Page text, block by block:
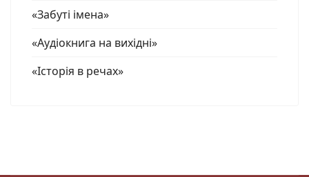
«Забуті імена»
«Аудіокнига на вихідні»
«Історія в речах»